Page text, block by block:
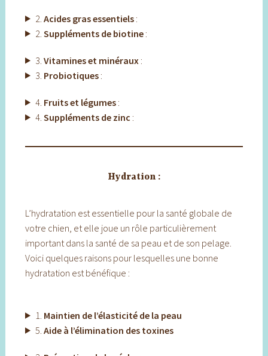
2. Acides gras essentiels:
2. Suppléments de biotine:
3. Vitamines et minéraux :
3. Probiotiques:
4. Fruits et légumes:
4. Suppléments de zinc :
Hydration :
L’hydratation est essentielle pour la santé globale de
votre chien, et elle joue un rôle particulièrement
important dans la santé de sa peau et de son pelage.
Voici quelques raisons pour lesquelles une bonne
hydratation est bénéfique :
1. Maintien de l’élasticité de la peau
5. Aide à l’élimination des toxines